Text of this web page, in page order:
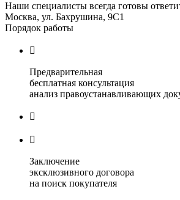
Наши специалисты всегда готовы
Москва, ул. Бахрушина, 9С1
Порядок работы

Предварительная
бесплатная консультация
анализ правоустанавливающих


Заключение
эксклюзивного договора
на поиск покупателя